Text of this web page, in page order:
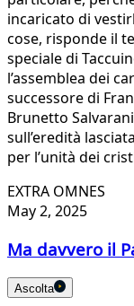
incaricato di
cose, risponde il
speciale di
l’assemblea dei
successore di
Brunetto
sull’eredità
per l’unità dei
EXTRA OMNES
May 2, 2025
Ma davvero il
Ascolta